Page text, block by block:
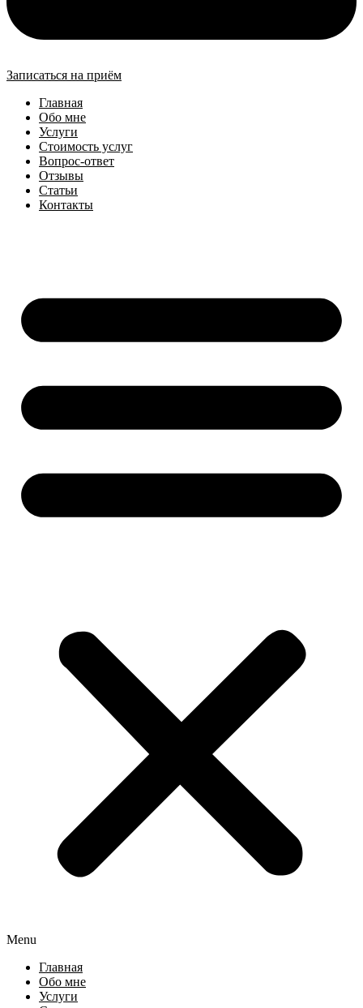
Записаться на приём
Главная
Обо мне
Услуги
Стоимость услуг
Вопрос-ответ
Отзывы
Статьи
Контакты
Menu
Главная
Обо мне
Услуги